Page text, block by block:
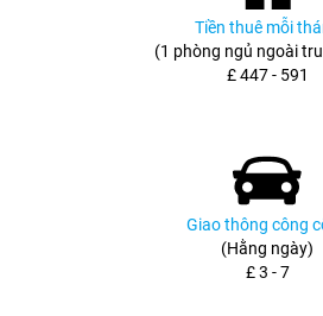
Tiền thuê mỗi
(1 phòng ngủ ngoài
£ 447 - 591
Giao thông công
(Hằng ngày)
£ 3 - 7